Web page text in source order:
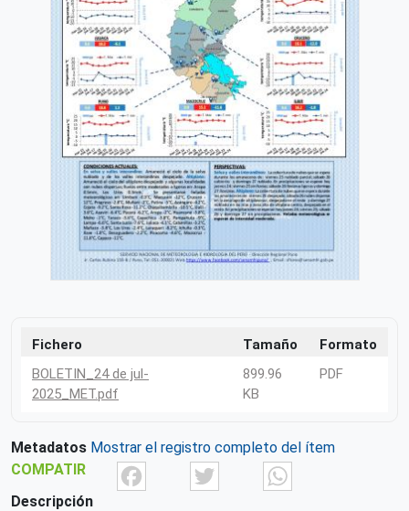
Fichero Tamaño
Formato
BOLETIN_24 de jul-
2025_MET.pdf
899.96
KB
PDF
Metadatos Mostrar el registro completo del ítem
COMPATIR
FacebookTwitter
Descripción